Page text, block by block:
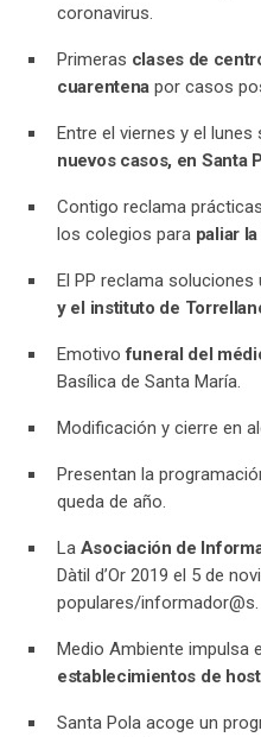
coronavirus.
Primeras clases de
cuarentena por casos
Entre el viernes y el
nuevos casos, en Santa
Contigo reclama
los colegios para paliar
El PP reclama soluciones
y el instituto de
Emotivo funeral del
Basílica de Santa María.
Modificación y cierre en
Presentan la
queda de año.
La Asociación de
Dàtil d’Or 2019 el 5 de
populares/informador@s.
Medio Ambiente impulsa
establecimientos de
Santa Pola acoge un